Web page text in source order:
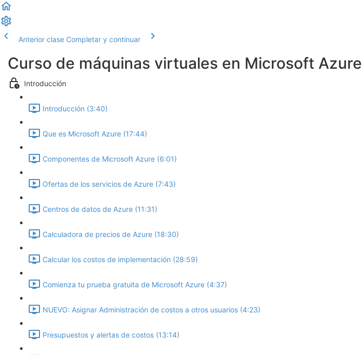
Anterior clase Completar y continuar
Curso de máquinas virtuales en Microsoft Azure
Introducción
Introducción (3:40)
Que es Microsoft Azure (17:44)
Componentes de Microsoft Azure (6:01)
Ofertas de los servicios de Azure (7:43)
Centros de datos de Azure (11:31)
Calculadora de precios de Azure (18:30)
Calcular los costos de implementación (28:59)
Comienza tu prueba gratuita de Microsoft Azure (4:37)
NUEVO: Asignar Administración de costos a otros usuarios (4:23)
Presupuestos y alertas de costos (13:14)